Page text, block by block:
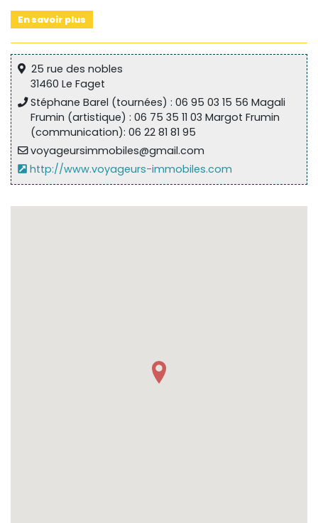
En savoir plus
25 rue des nobles
31460 Le Faget
Stéphane Barel (tournées) : 06 95 03 15 56 Magali
Frumin (artistique) : 06 75 35 11 03 Margot Frumin
(communication): 06 22 81 81 95
voyageursimmobiles@gmail.com
http://www.voyageurs-immobiles.com